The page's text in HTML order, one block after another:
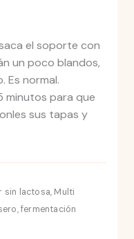
el soporte con
un poco blandos,
Es normal.
minutos para que
sus tapas y
sin lactosa, Multi
fermentación